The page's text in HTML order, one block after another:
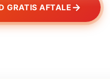
GRATIS AFTALE→